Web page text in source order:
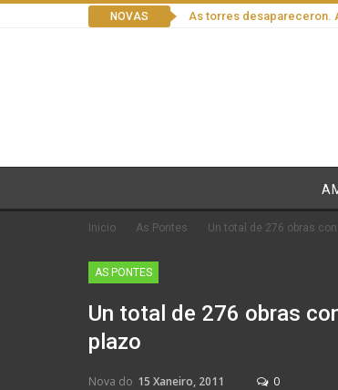
NOVAS As torres desapareceron.
Inicio As Pontes Un total de 276 obras
AS PONTES
Un total de 276 obras
plazo
Nova do 15 Xaneiro, 2011 0